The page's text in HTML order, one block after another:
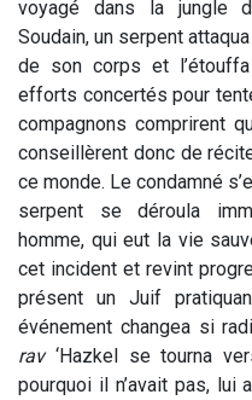
voyagé dans la jungle
Soudain, un serpent attaqua
de son corps et
efforts concertés pour
compagnons comprirent
conseillèrent donc de
ce monde. Le condamné
serpent se déroula
homme, qui eut la vie
cet incident et revint
présent un Juif
événement changea si
rav‘Hazkel se tourna
pourquoi il n’avait pas, lui